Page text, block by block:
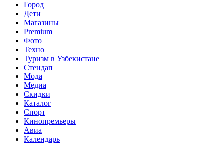
Город
Дети
Магазины
Premium
Фото
Техно
Туризм в Узбекистане
Стендап
Мода
Медиа
Скидки
Каталог
Спорт
Кинопремьеры
Авиа
Календарь